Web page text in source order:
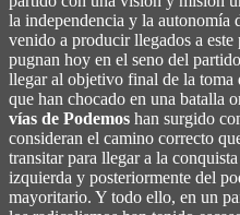
la independencia y la autonomía
venido a producir llegados a
pugnan hoy en el seno del
llegar al objetivo final de la toma
que han chocado en una batalla
vías de Podemos han surgido
consideran el camino correcto
transitar para llegar a la
izquierda y posteriormente del
mayoritario. Y todo ello, en un